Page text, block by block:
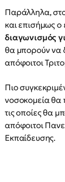
Παράλληλα,
και επισήμως ο
διαγωνισμός
θα μπορούν να
απόφοιτοι
Πιο
νοσοκομεία θα
τις οποίες θα
απόφοιτοι
Εκπαίδευσης.